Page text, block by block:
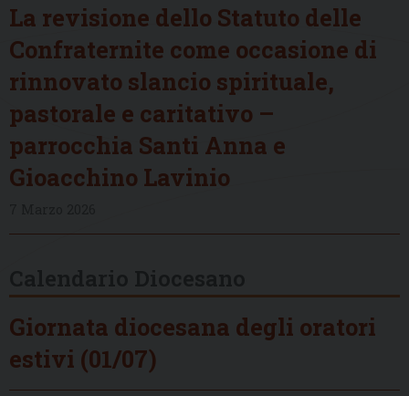
La revisione dello Statuto delle
Confraternite come occasione di
rinnovato slancio spirituale,
pastorale e caritativo –
parrocchia Santi Anna e
Gioacchino Lavinio
Giornata diocesana degli oratori
estivi (01/07)